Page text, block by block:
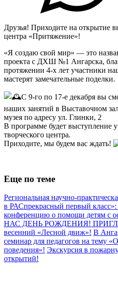
Друзья! Приходите на открытие
центра «Притяжение»!
«Я создаю свой мир» — это
проекта с ДХШ №1 Ангарска,
протяжении 4-х лет участники
мастерят замечательные поделки.
С 9-го по 17-е декабря вы
наших занятий в Выставочном
музея по адресу ул. Глинки, 2
В программе будет выступление
творческого центра.
Приходите, мы будем вас ждать!
Еще по теме
Региональная научно-
в РАСпрекрасный первый
конференцию о помощи детям с
НАС ДЕНЬ РОЖДЕНИЯ!
весенний «Лесной движ»! В
семинар для педагогов на тему
поведения»! Экскурсия в
открытий!